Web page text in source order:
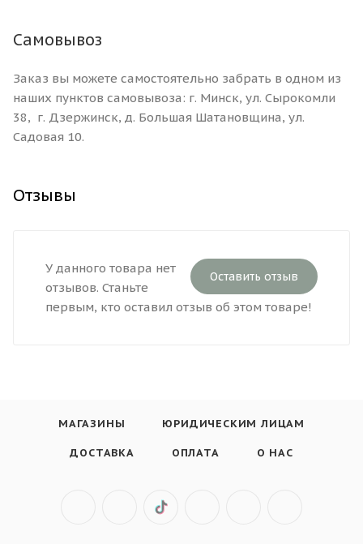
Самовывоз
Заказ вы можете самостоятельно забрать в одном из
наших пунктов самовывоза: г. Минск, ул. Сырокомли
38, г. Дзержинск, д. Большая Шатановщина, ул.
Садовая 10.
Отзывы
Оставить отзыв
У данного товара нет
отзывов. Станьте
первым, кто оставил отзыв об этом товаре!
МАГАЗИНЫ ЮРИДИЧЕСКИМ ЛИЦАМ
ДОСТАВКА ОПЛАТА О НАС